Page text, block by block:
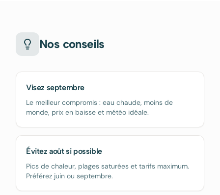
Nos conseils
Visez septembre
Le meilleur compromis : eau chaude, moins de
monde, prix en baisse et météo idéale.
Évitez août si possible
Pics de chaleur, plages saturées et tarifs maximum.
Préférez juin ou septembre.